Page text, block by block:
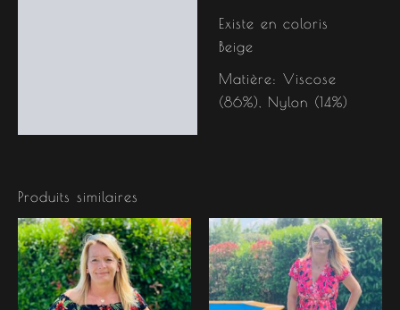
Existe en coloris
Beige
Matière: Viscose
(86%), Nylon (14%)
Produits similaires